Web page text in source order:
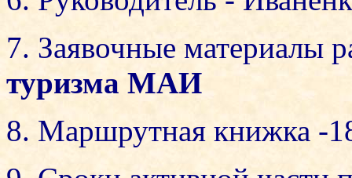
7. Заявочные материалы
туризма МАИ
8. Маршрутная книжка -